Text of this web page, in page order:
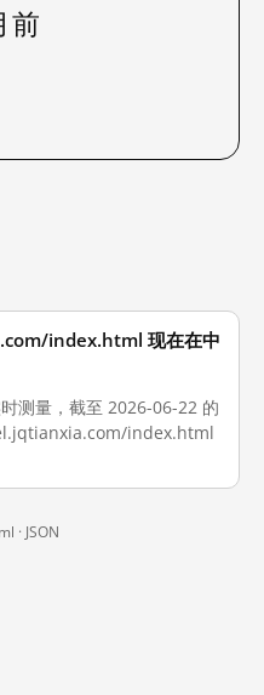
前
index.html 现在在中
测量，截至 2026-06-22 的
index.html
· JSON